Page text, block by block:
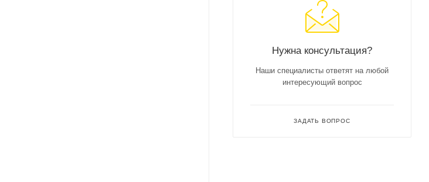
Нужна консультация?
Наши специалисты ответят на любой
интересующий вопрос
ЗАДАТЬ ВОПРОС